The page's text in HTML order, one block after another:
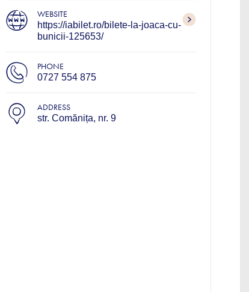
WEBSITE
https://iabilet.ro/bilete-la-joaca-cu-
bunicii-125653/
PHONE
0727 554 875
ADDRESS
str. Comănița, nr. 9